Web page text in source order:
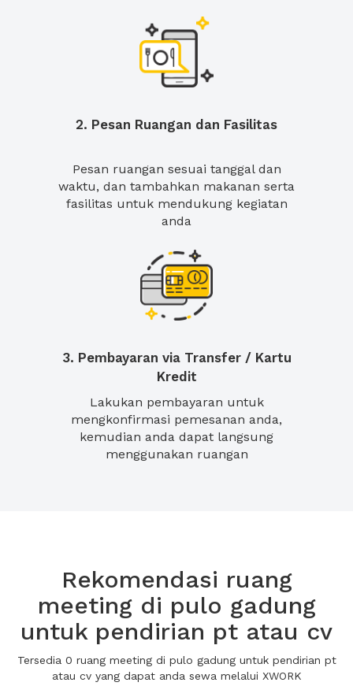
2. Pesan Ruangan dan Fasilitas
Pesan ruangan sesuai tanggal dan
waktu, dan tambahkan makanan serta
fasilitas untuk mendukung kegiatan
anda
3. Pembayaran via Transfer / Kartu
Kredit
Lakukan pembayaran untuk
mengkonfirmasi pemesanan anda,
kemudian anda dapat langsung
menggunakan ruangan
Rekomendasi ruang
meeting di pulo gadung
untuk pendirian pt atau cv
Tersedia 0 ruang meeting di pulo gadung untuk pendirian pt
atau cv yang dapat anda sewa melalui XWORK